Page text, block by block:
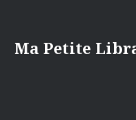
contenu
Ma Petite